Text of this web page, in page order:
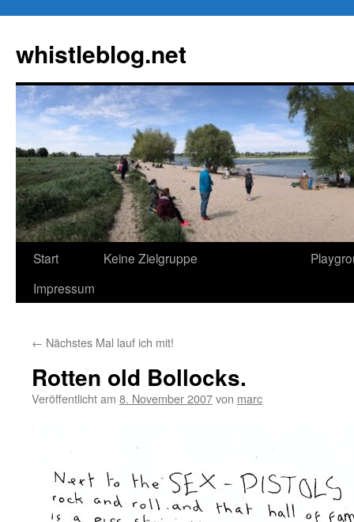
springen
whistleblog.net
Start Keine Zielgruppe
Impressum
← Nächstes Mal lauf ich mit!
Rotten old Bollocks.
Veröffentlicht am 8. November 2007von marc